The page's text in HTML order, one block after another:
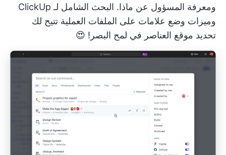
ومعرفة المسؤول عن ماذا. البحث الشامل لـ ClickUp
وميزات وضع علامات على الملفات العملية تتيح لك
تحديد موقع العناصر في لمح البصر! 😍